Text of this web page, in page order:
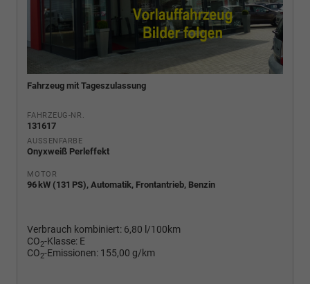
Fahrzeug mit Tageszulassung
FAHRZEUG-NR.
131617
AUSSENFARBE
Onyxweiß Perleffekt
MOTOR
96 kW (131 PS), Automatik, Frontantrieb, Benzin
Verbrauch kombiniert: 6,80 l/100km
CO2-Klasse: E
CO2-Emissionen: 155,00 g/km